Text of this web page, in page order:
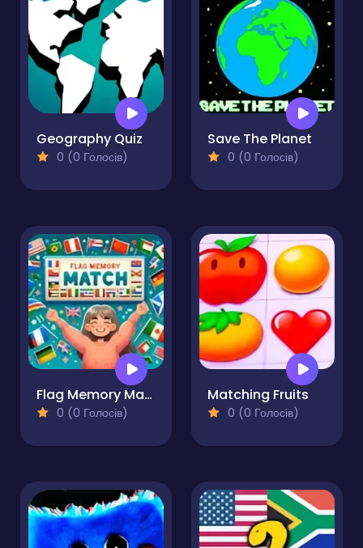
Geography Quiz
0 (0 Голосів)
Save The Planet
0 (0 Голосів)
Flag Memory Match
0 (0 Голосів)
Matching Fruits
0 (0 Голосів)